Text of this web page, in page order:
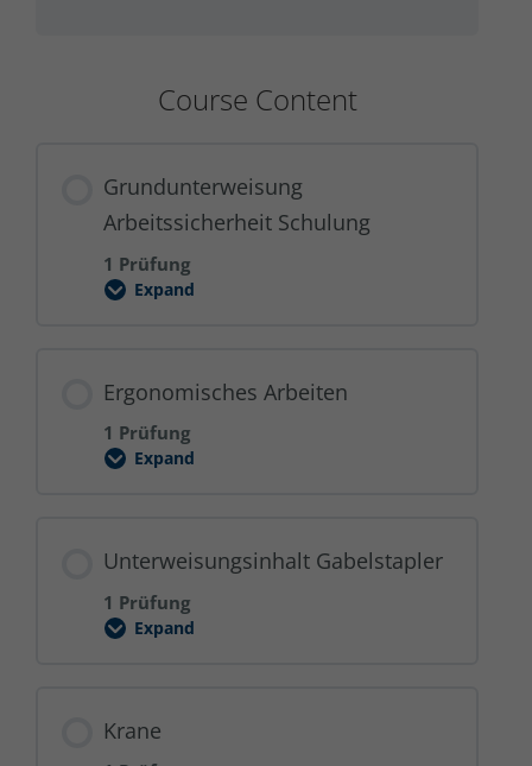
Course Content
Grundunterweisung
Arbeitssicherheit Schulung
1 Prüfung
Expand
Grundunterweisung
Ergonomisches Arbeiten
1 Prüfung
Expand
Ergonomisches
Unterweisungsinhalt Gabelstapler
1 Prüfung
Expand
Unterweisungsinhalt
Krane